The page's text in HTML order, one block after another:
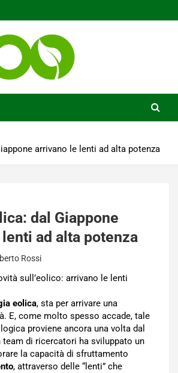
arrivano le lenti ad alta potenza
dal Giappone
ad alta potenza
Rossi
eolica, sta per arrivare una
E, come molto spesso accade, tale
proviene ancora una volta dal
team di ricercatori ha sviluppato un
la capacità di sfruttamento
, attraverso delle “lenti” che